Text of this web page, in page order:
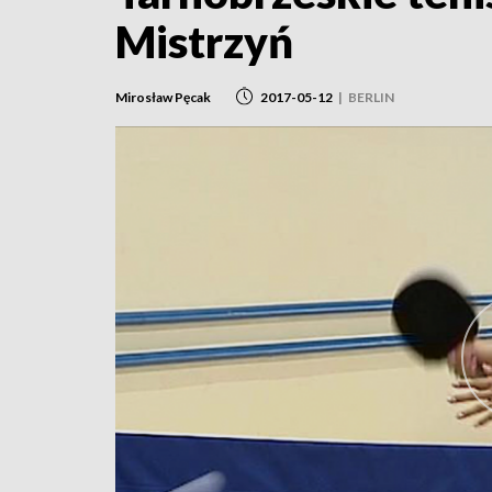
Mistrzyń
Mirosław Pęcak 2017-05-12 | BERLIN